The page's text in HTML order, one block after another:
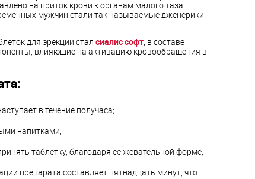
на приток крови к органам малого таза.
мужчин стали так называемые дженерики.
для эрекции стал сиалис софт, в составе
влияющие на активацию кровообращения в
в течение получаса;
напитками;
таблетку, благодаря её жевательной форме;
препарата составляет пятнадцать минут, что